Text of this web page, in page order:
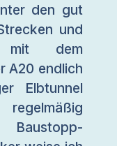
den gut
und
mit dem
A20 endlich
Elbtunnel